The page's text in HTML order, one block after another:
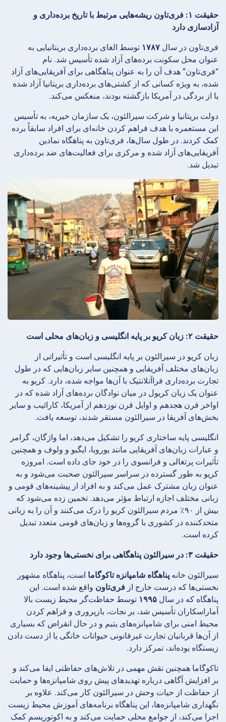
حقیقت ۱: فری‌تاون ریشه‌هایی مرتبط با تاریخ برده‌داری و
آزادسازی دارد
فری‌تاون در سال ۱۷۸۷ توسط الغای برده‌داری بریتانیایی به
عنوان محل سکونت برده‌های آزاد شده تأسیس شد. نام
“فری‌تاون” هدف آن را به عنوان پناهگاهی برای آفریقایی‌های آزاد
شده، به ویژه کسانی که از کشتی‌های برده‌داری بریتانیا آزاد شده
یا از بردگی در آمریکا بازگشته بودند، منعکس می‌کند.
دولت بریتانیا و شرکت سیرالئون، یک سازمان خیریه، به تأسیس
این مستعمره با هدف فراهم کردن خانه‌ای برای افراد سابقاً برده
کمک کردند. در طول سال‌ها، فری‌تاون به پناهگاه نمادین
آفریقایی‌های آزاد شده و مرکزی برای فعالیت‌های ضد برده‌داری
تبدیل شد.
حقیقت ۲: زبان کریو بر پایه انگلیسی و زبان‌های محلی است
زبان کریو در سیرالئون بر پایه انگلیسی است و تأثیراتی از
زبان‌های مختلف آفریقایی و همچنین سایر زبان‌هایی که در طول
تجارت برده‌داری فراآتلانتیک با آن‌ها مواجه شده، دارد. کریو به
عنوان یک زبان کریول در میان نوادگان برده‌های آزاد شده که در
اواخر قرن هجدهم و اوایل قرن نوزدهم از آمریکا، کارائیب و سایر
بخش‌های آفریقا در سیرالئون مستقر شدند، توسعه یافت.
انگلیسی پایه ساختاری کریو را تشکیل می‌دهد، اما واژگان، گرامر
و عبارات زبان‌های آفریقایی مانند یوروبا، ایگبو و ولوف و همچنین
تأثیرات پرتغالی و فرانسوی را در خود جای داده است. امروزه
کریو به طور گسترده در سراسر سیرالئون صحبت می‌شود و به
عنوان زبان مشترک عمل می‌کند و به افراد از پیشینه‌های قومی و
زبانی مختلف اجازه ارتباط مؤثر می‌دهد. تخمین زده می‌شود که
بیش از ۹۰٪ مردم سیرالئون کریو را درک می‌کنند و آن را به زبانی
متحدکننده در کشوری با گروه‌ها و زبان‌های قومی متعدد تبدیل
کرده است.
حقیقت ۳: در سیرالئون پناهگاهی برای نخستی‌ها وجود دارد
سیرالئون خانه پناهگاه شامپانزه تاکوگاما است، پناهگاه مشهور
نخستی‌ها که درست خارج از فری‌تاون واقع شده است. این
پناهگاه که در سال ۱۹۹۵ توسط حفاظت‌گر محیط زیست بالا
آماراسکاران تأسیس شد، بر نجات، بازپروری و فراهم کردن
محیط امنی برای شامپانزه‌های یتیم و در حال انقراض که بسیاری
از آن‌ها قربانیان تجارت غیرقانونی حیوانات خانگی یا از دست دادن
زیستگاه بوده‌اند، تمرکز دارد.
تاکوگاما همچنین نقش مهمی در تلاش‌های حفاظتی ایفا می‌کند و
بر افزایش آگاهی درباره تهدیدهای پیش روی شامپانزه‌ها و حمایت
از حفاظت از حیات وحش در سیرالئون کار می‌کند. علاوه بر
نگهداری شامپانزه‌ها، این پناهگاه برنامه‌های آموزش محیط زیست
اجرا می‌کند، از جوامع محلی حمایت می‌کند و به اکوتوریسم کمک